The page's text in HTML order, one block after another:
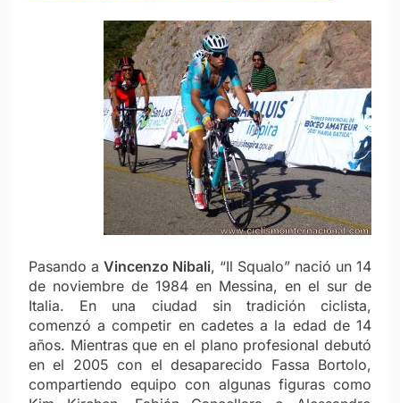
Pasando a Vincenzo Nibali, “Il Squalo” nació un 14
de noviembre de 1984 en Messina, en el sur de
Italia. En una ciudad sin tradición ciclista,
comenzó a competir en cadetes a la edad de 14
años. Mientras que en el plano profesional debutó
en el 2005 con el desaparecido Fassa Bortolo,
compartiendo equipo con algunas figuras como